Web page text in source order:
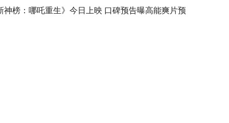
神榜：哪吒重生》今日上映 口碑预告曝高能爽片预